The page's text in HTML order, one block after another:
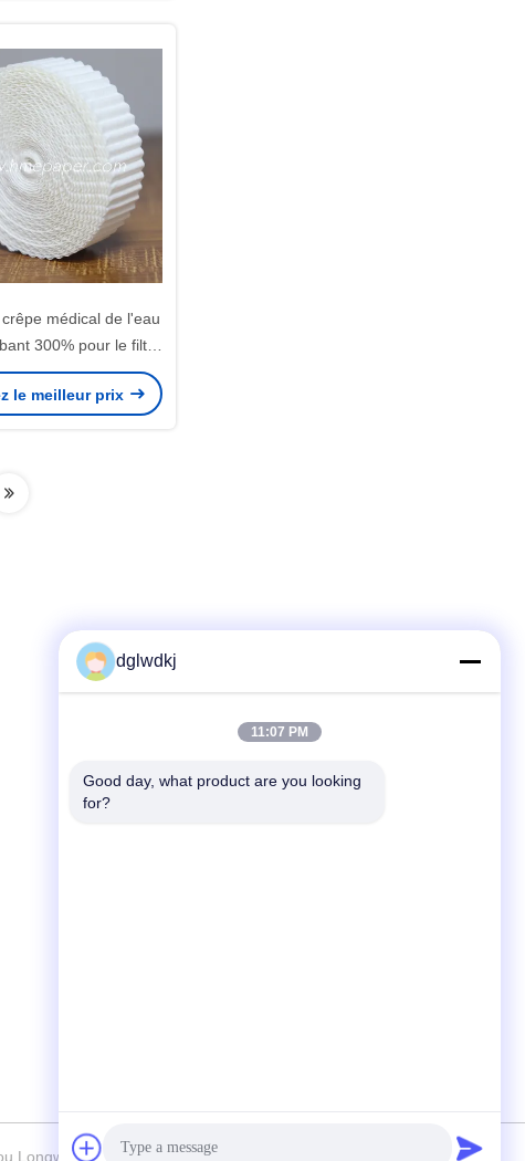
médical de l'eau
300% pour le filtre
HME d'humidité
de la chaleur
le meilleur prix
Contactez rapidement
Télégramme
Longwangda Technology Co., Ltd. Tout. Les droits sont réservés.
dglwdkj
11:07 PM
Good day, what product are you looking
for?